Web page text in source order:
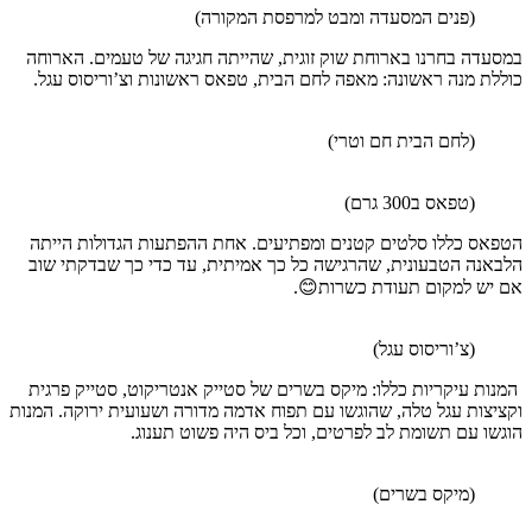
(פנים המסעדה ומבט למרפסת המקורה)
במסעדה בחרנו בארוחת שוק זוגית, שהייתה חגיגה של טעמים. הארוחה
כוללת מנה ראשונה: מאפה לחם הבית, טפאס ראשונות וצ’וריסוס עגל.
(לחם הבית חם וטרי)
(טפאס ב300 גרם)
הטפאס כללו סלטים קטנים ומפתיעים. אחת ההפתעות הגדולות הייתה
הלבאנה הטבעונית, שהרגישה כל כך אמיתית, עד כדי כך שבדקתי שוב
אם יש למקום תעודת כשרות😊.
(צ’וריסוס עגל)
המנות עיקריות כללו: מיקס בשרים של סטייק אנטריקוט, סטייק פרגית
וקציצות עגל טלה, שהוגשו עם תפוח אדמה מדורה ושעועית ירוקה. המנות
הוגשו עם תשומת לב לפרטים, וכל ביס היה פשוט תענוג.
(מיקס בשרים)